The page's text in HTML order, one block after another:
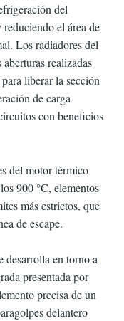
del
el área de
Los radiadores del
realizadas
liberar la sección
de carga
con beneficios
del motor térmico
900 °C, elementos
más estrictos, que
de escape.
desarrolla en torno a
presentada por
precisa de un
delantero